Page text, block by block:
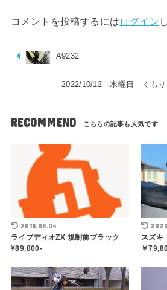
コメントを投稿するには ログイン
A9232
2022/10/12 水曜日 くもり
RECOMMEND
2018.08.04
ライブディオZX 規制前ブラック
¥89,800-
スズキ
￥